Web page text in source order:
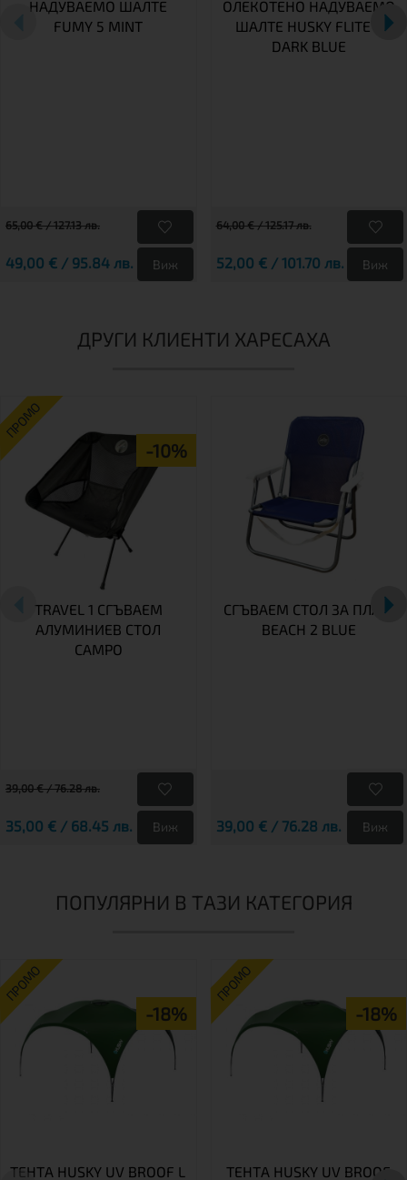
НАДУВАЕМО ШАЛТЕ
FUMY 5 MINT
65,00 € / 127.13 лв.
49,00 € / 95.84 лв. Виж
ОЛЕКОТЕНО НАДУВАЕМО
ШАЛТЕ HUSKY FLITE 5
DARK BLUE
64,00 € / 125.17 лв.
52,00 € / 101.70 лв. Виж
ДРУГИ КЛИЕНТИ ХАРЕСАХА
ПРОМО
-10%
TRAVEL 1 СГЪВАЕМ
АЛУМИНИЕВ СТОЛ
CAMPO
39,00 € / 76.28 лв.
35,00 € / 68.45 лв. Виж
СГЪВАЕМ СТОЛ ЗА ПЛАЖ
BEACH 2 BLUE
39,00 € / 76.28 лв. Виж
ПОПУЛЯРНИ В ТАЗИ КАТЕГОРИЯ
ПРОМО
-18%
ТЕНТА HUSKY UV BROOF L
ПРОМО
-18%
ТЕНТА HUSKY UV BROOF